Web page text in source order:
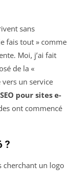
sans
fais tout » comme
Moi, j’ai fait
de la «
vers un service
pour sites e-
ont commencé
?
cherchant un logo